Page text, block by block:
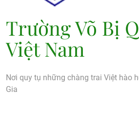
Trường Võ Bị
Việt Nam
Nơi quy tụ những chàng trai Việt hào
Gia